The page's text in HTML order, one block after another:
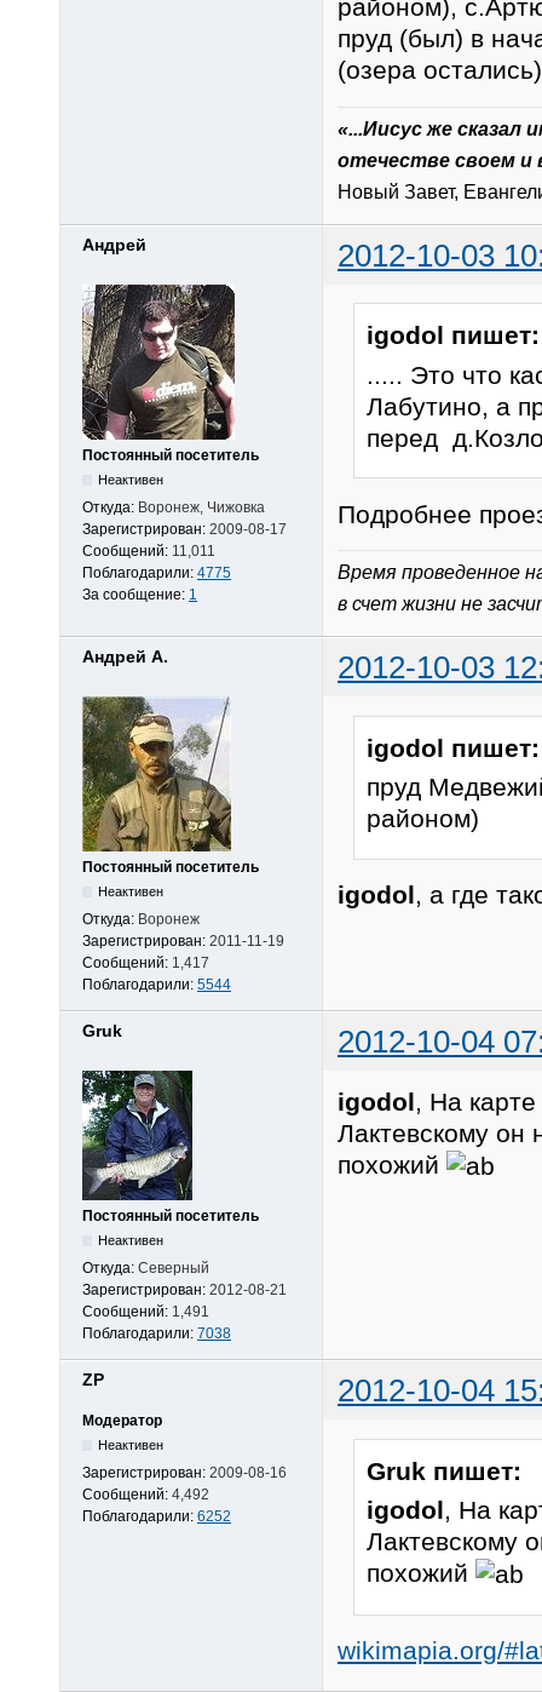
районом),
пруд (был) в
(озера
«...Иисус же сказал
отечестве своем и
Новый Завет,
Андрей 2012-10-03
Постоянный посетитель
Неактивен
Откуда: Воронеж, Чижовка
Зарегистрирован: 2009-08-17
Сообщений: 11,011
Поблагодарили: 4775
За сообщение: 1
igodol пишет:
..... Это что
Лабутино, а
перед
Подробнее
Время проведенное
в счет жизни не
Андрей А. 2012-10-03
Постоянный посетитель
Неактивен
Откуда: Воронеж
Зарегистрирован: 2011-11-19
Сообщений: 1,417
Поблагодарили: 5544
igodol пишет:
пруд
районом)
igodol, а где
Gruk 2012-10-04
Постоянный посетитель
Неактивен
Откуда: Северный
Зарегистрирован: 2012-08-21
Сообщений: 1,491
Поблагодарили: 7038
igodol , На
Лактевскому он
похожий
ZP 2012-10-04
Модератор
Неактивен
Зарегистрирован: 2009-08-16
Сообщений: 4,492
Поблагодарили: 6252
Gruk пишет:
igodol, На
Лактевскому
похожий
wikimapia.org/